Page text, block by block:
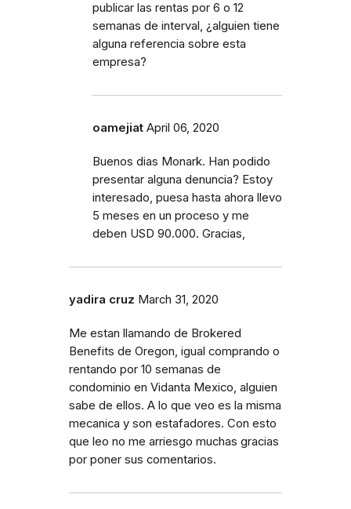
publicar las rentas por 6 o 12
semanas de interval, ¿alguien tiene
alguna referencia sobre esta
empresa?
oamejiat April 06, 2020
Buenos dias Monark. Han podido
presentar alguna denuncia? Estoy
interesado, puesa hasta ahora llevo
5 meses en un proceso y me
deben USD 90.000. Gracias,
yadira cruz March 31, 2020
Me estan llamando de Brokered
Benefits de Oregon, igual comprando o
rentando por 10 semanas de
condominio en Vidanta Mexico, alguien
sabe de ellos. A lo que veo es la misma
mecanica y son estafadores. Con esto
que leo no me arriesgo muchas gracias
por poner sus comentarios.